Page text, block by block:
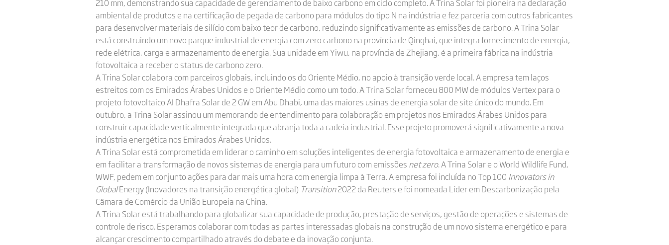
210 mm, demonstrando sua capacidade de gerenciamento de baixo carbono em ciclo completo. A Trina Solar foi pioneira na declaração
ambiental de produtos e na certificação de pegada de carbono para módulos do tipo N na indústria e fez parceria com outros fabricantes
para desenvolver materiais de silício com baixo teor de carbono, reduzindo significativamente as emissões de carbono. A Trina Solar
está construindo um novo parque industrial de energia com zero carbono na província de Qinghai, que integra fornecimento de energia,
rede elétrica, carga e armazenamento de energia. Sua unidade em Yiwu, na província de Zhejiang, é a primeira fábrica na indústria
fotovoltaica a receber o status de carbono zero.
A Trina Solar colabora com parceiros globais, incluindo os do Oriente Médio, no apoio à transição verde local. A empresa tem laços
estreitos com os Emirados Árabes Unidos e o Oriente Médio como um todo. A Trina Solar forneceu 800 MW de módulos Vertex para o
projeto fotovoltaico AI Dhafra Solar de 2 GW em Abu Dhabi, uma das maiores usinas de energia solar de site único do mundo. Em
outubro, a Trina Solar assinou um memorando de entendimento para colaboração em projetos nos Emirados Árabes Unidos para
construir capacidade verticalmente integrada que abranja toda a cadeia industrial. Esse projeto promoverá significativamente a nova
indústria energética nos Emirados Árabes Unidos.
A Trina Solar está comprometida em liderar o caminho em soluções inteligentes de energia fotovoltaica e armazenamento de energia e
em facilitar a transformação de novos sistemas de energia para um futuro com emissões net zero. A Trina Solar e o World Wildlife Fund,
WWF, pedem em conjunto ações para dar mais uma hora com energia limpa à Terra. A empresa foi incluída no Top 100 Innovators in
GlobalEnergy (Inovadores na transição energética global) Transition2022 da Reuters e foi nomeada Líder em Descarbonização pela
Câmara de Comércio da União Europeia na China.
A Trina Solar está trabalhando para globalizar sua capacidade de produção, prestação de serviços, gestão de operações e sistemas de
controle de risco. Esperamos colaborar com todas as partes interessadas globais na construção de um novo sistema energético e para
alcançar crescimento compartilhado através do debate e da inovação conjunta.